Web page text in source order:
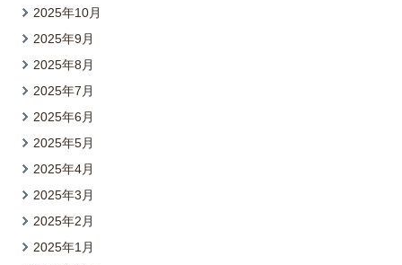
2025年10月
2025年9月
2025年8月
2025年7月
2025年6月
2025年5月
2025年4月
2025年3月
2025年2月
2025年1月